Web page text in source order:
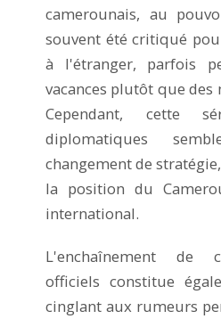
camerounais, au
souvent été critiqué
à l'étranger, parfois
vacances plutôt que
Cependant, cette
diplomatiques
changement de
la position du
international.
L'enchaînement de
officiels constitue
cinglant aux rumeurs